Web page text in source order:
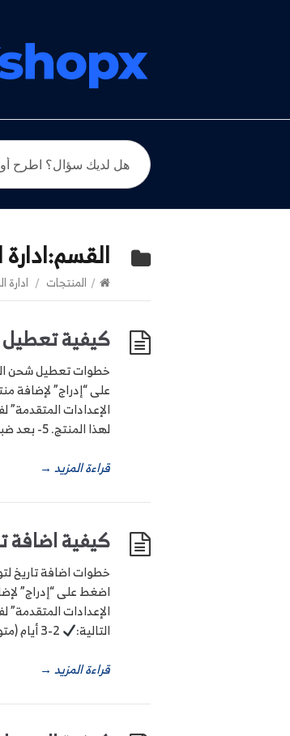
القسم:
/ المنتجات / ادارة
كيفية
لهذا المنتج. 5- بعد ضبط الإعدادات، اضغط […]
قراءة المزيد →
كيفية اضافة
التالية:
قراءة المزيد →